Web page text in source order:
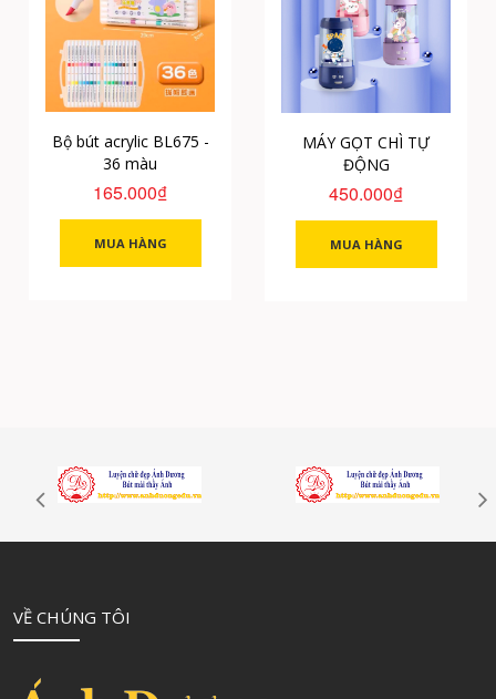
Bộ bút acrylic BL675 -
36 màu
165.000₫
MUA HÀNG
MÁY GỌT CHÌ TỰ
ĐỘNG
450.000₫
MUA HÀNG
VỀ CHÚNG TÔI